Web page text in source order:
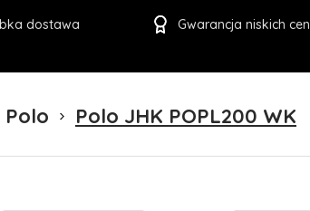
dostawa Gwarancja niskich cen
Polo Polo JHK POPL200 WK